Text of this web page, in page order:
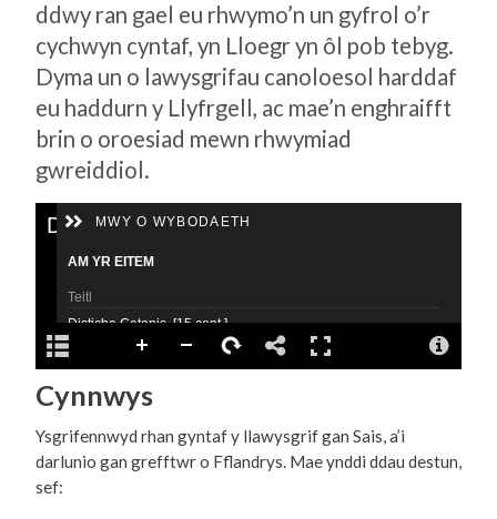
ddwy ran gael eu rhwymo’n un gyfrol o’r
cychwyn cyntaf, yn Lloegr yn ôl pob tebyg.
Dyma un o lawysgrifau canoloesol harddaf
eu haddurn y Llyfrgell, ac mae’n enghraifft
brin o oroesiad mewn rhwymiad
gwreiddiol.
Cynnwys
Ysgrifennwyd rhan gyntaf y llawysgrif gan Sais, a’i
darlunio gan grefftwr o Fflandrys. Mae ynddi ddau destun,
sef: